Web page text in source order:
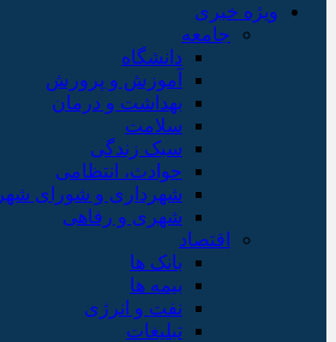
ویژه خبری
جامعه
دانشگاه
آموزش و پرورش
بهداشت و درمان
سلامت
سبک زندگی
حوادث، انتظامی
شهرداری و شورای شهر
شهری و رفاهی
اقتصاد
بانک ها
بیمه ها
نفت و انرژی
تبلیغات